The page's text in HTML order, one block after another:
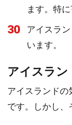
ます。特
30
アイスラ
います。
アイスラン
アイスランドの
です。しかし、